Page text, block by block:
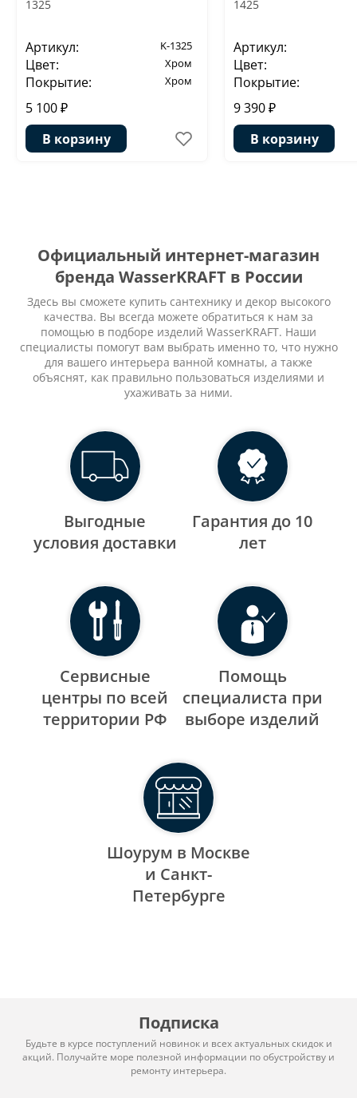
1325
Артикул: K-1325
Цвет: Хром
Покрытие: Хром
5 100 ₽
В корзину
1425
Артикул:
Цвет:
Покрытие:
9 390 ₽
В корзину
Официальный интернет-магазин
бренда WasserKRAFT в России
Здесь вы сможете купить сантехнику и декор высокого
качества. Вы всегда можете обратиться к нам за
помощью в подборе изделий WasserKRAFT. Наши
специалисты помогут вам выбрать именно то, что нужно
для вашего интерьера ванной комнаты, а также
объяснят, как правильно пользоваться изделиями и
ухаживать за ними.
Выгодные
уcловия доставки
Гарантия до 10
лет
Сервисные
центры по всей
территории РФ
Помощь
специалиста при
выборе изделий
Шоурум в Москве
и Санкт-
Петербурге
Подписка
Будьте в курсе поступлений новинок и всех актуальных скидок и
акций. Получайте море полезной информации по обустройству и
ремонту интерьера.